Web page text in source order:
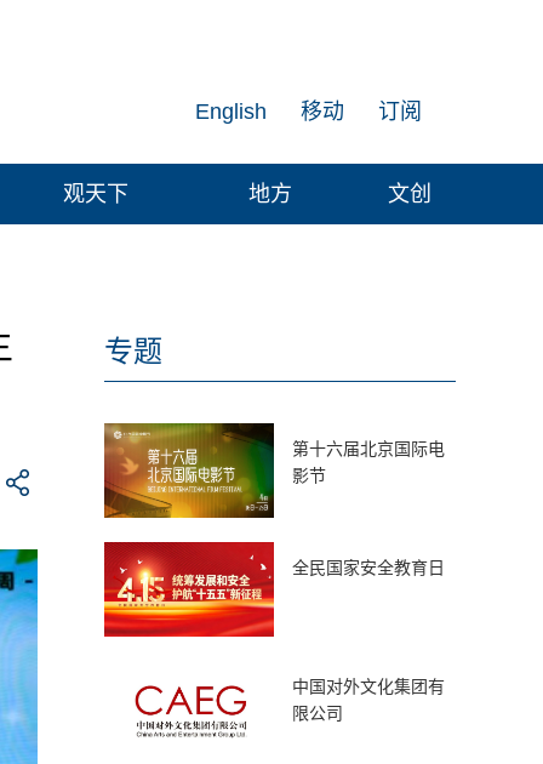
订阅
移动
English
观天下 地方 文创
专题
第十六届北京国际电
影节
全民国家安全教育日
中国对外文化集团有
限公司